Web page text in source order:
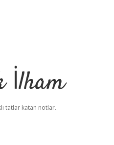
İlham
tatlar katan notlar.